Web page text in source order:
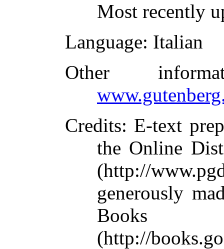
Most recently
Language: Italian
Other
Credits: E-text
the Online
(http://
generously
Books
(http://